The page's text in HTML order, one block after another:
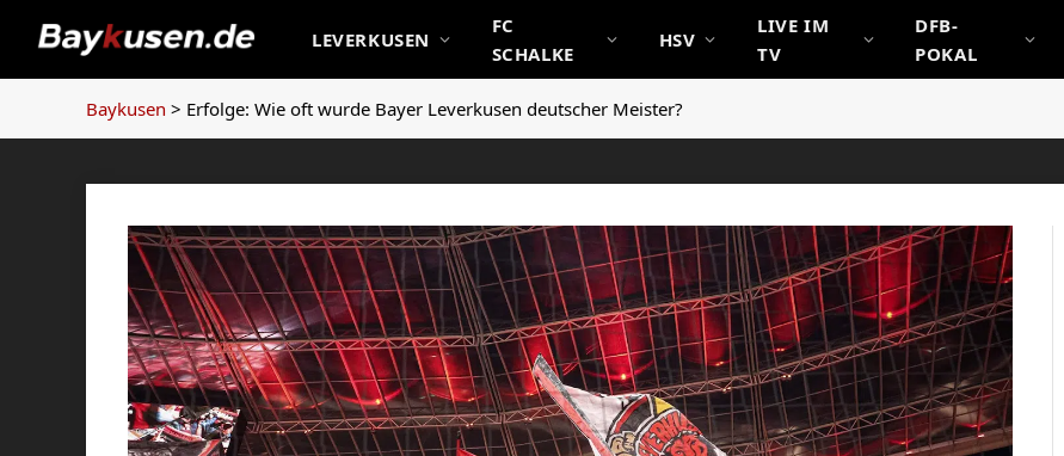
LEVERKUSEN
FC
SCHALKE
HSV
LIVE IM
TV
DFB-
POKAL
Baykusen > Erfolge: Wie oft wurde Bayer Leverkusen deutscher Meister?